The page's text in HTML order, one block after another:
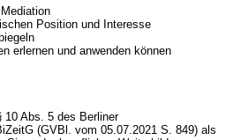
Position und Interesse
erlernen und anwenden können
10 Abs. 5 des Berliner
(GVBl. vom 05.07.2021 S. 849) als